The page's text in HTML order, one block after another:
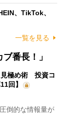
、TikTok、
一覧を見る
番長！」
見極め術 投資コ
回】
倒的な情報量が